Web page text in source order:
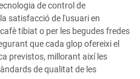
de control de
satisfacció de l'usuari en
tibiat o per les begudes fredes
que cada glop ofereixi el
previstos, millorant així les
de qualitat de les